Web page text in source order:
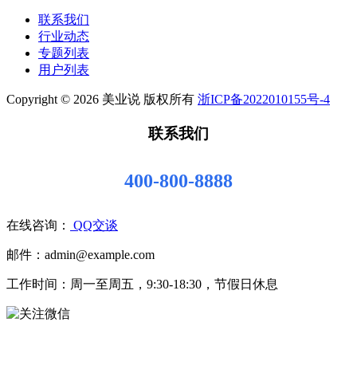
联系我们
行业动态
专题列表
用户列表
Copyright © 2026 美业说 版权所有 浙ICP备2022010155号-4
联系我们
400-800-8888
在线咨询： QQ交谈
邮件：admin@example.com
工作时间：周一至周五，9:30-18:30，节假日休息